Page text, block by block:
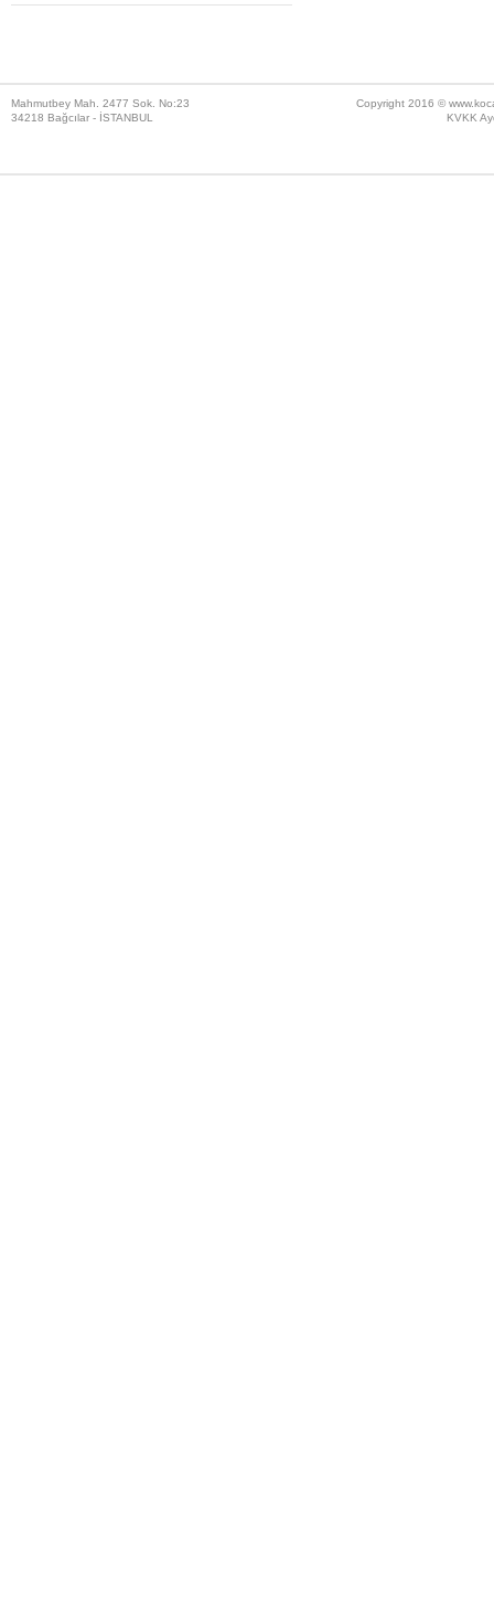
Mahmutbey Mah. 2477 Sok. No:23
34218 Bağcılar - İSTANBUL
Copyright 2016 ©
KVKK